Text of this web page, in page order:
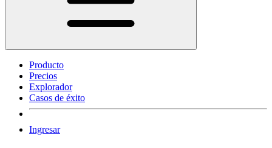
Producto
Precios
Explorador
Casos de éxito
Ingresar